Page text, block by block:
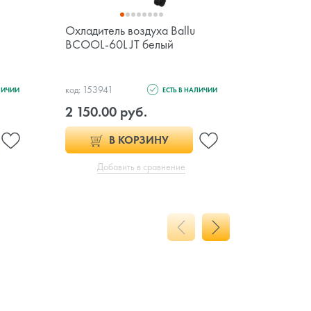
Охладитель воздуха Ballu
BCOOL-60L JT белый
код: 153941 ЕСТЬ В НАЛИЧИИ
2 150.00 руб.
В КОРЗИНУ
Добавить в сравнение